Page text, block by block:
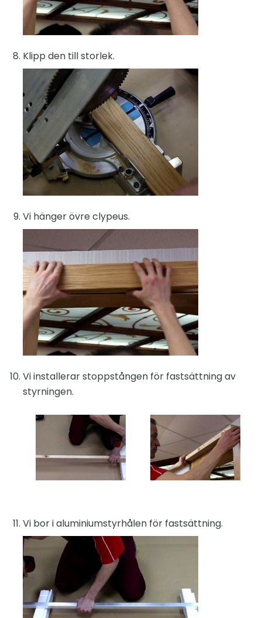
Klipp den till storlek.
Vi hänger övre clypeus.
Vi installerar stoppstången för fastsättning av
styrningen.
Vi bor i aluminiumstyrhålen för fastsättning.